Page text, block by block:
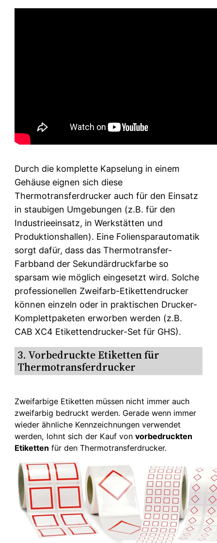
Durch die komplette Kapselung in einem
Gehäuse eignen sich diese
Thermotransferdrucker auch für den Einsatz
in staubigen Umgebungen (z.B. für den
Industrieeinsatz, in Werkstätten und
Produktionshallen). Eine Foliensparautomatik
sorgt dafür, dass das Thermotransfer-
Farbband der Sekundärdruckfarbe so
sparsam wie möglich eingesetzt wird. Solche
professionellen Zweifarb-Etikettendrucker
können einzeln oder in praktischen Drucker-
Komplettpaketen erworben werden (z.B.
CAB XC4 Etikettendrucker-Set für GHS).
3. Vorbedruckte Etiketten für
Thermotransferdrucker
Zweifarbige Etiketten müssen nicht immer auch
zweifarbig bedruckt werden. Gerade wenn immer
wieder ähnliche Kennzeichnungen verwendet
werden, lohnt sich der Kauf vonvorbedruckten
Etiketten für den Thermotransferdrucker.